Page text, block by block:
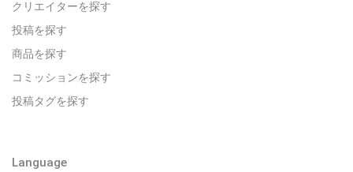
クリエイターを探す
投稿を探す
商品を探す
コミッションを探す
投稿タグを探す
Language